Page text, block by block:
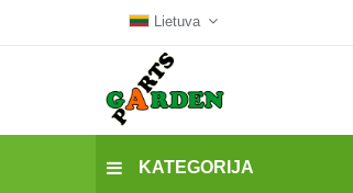
Lietuva
KATEGORIJA